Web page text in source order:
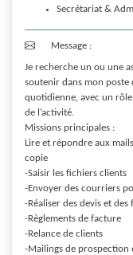
Secrétariat &
Message :
Je recherche un ou une
soutenir dans mon poste
quotidienne, avec un
de l’activité.
Missions principales :
Lire et répondre aux
copie
-Saisir les fichiers clients
-Envoyer des courriers
-Réaliser des devis et des
-Règlements de facture
-Relance de clients
-Mailings de prospection